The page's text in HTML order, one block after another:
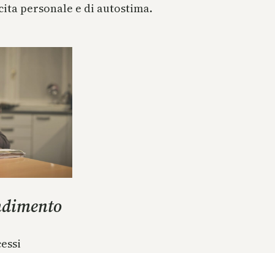
personale e di autostima.